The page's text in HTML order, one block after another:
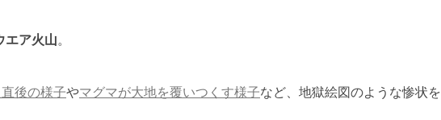
エア火山。
後の様子やマグマが大地を覆いつくす様子など、地獄絵図のような惨状を